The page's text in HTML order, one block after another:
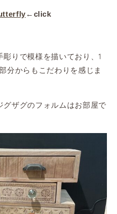
←click
りで模様を描いており、1
分からもこだわりを感じま
グザグのフォルムはお部屋で